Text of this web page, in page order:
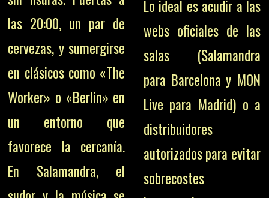
las 20:00, un par de
cervezas, y sumergirse
en clásicos como «The
Worker» o «Berlin» en
un entorno que
favorece la cercanía.
En Salamandra, el
Lo ideal es acudir a las
webs oficiales de las
salas (Salamandra
para Barcelona y MON
Live para Madrid) o a
distribuidores
autorizados para evitar
sobrecostes